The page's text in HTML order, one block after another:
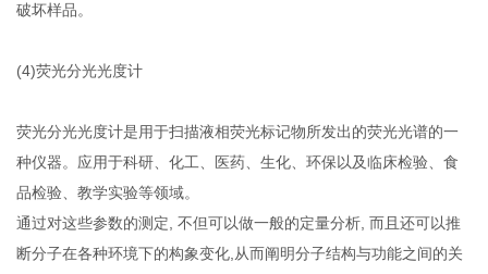
破坏样品。
(4)荧光分光光度计
荧光分光光度计是用于扫描液相荧光标记物所发出的荧光光谱的一
种仪器。应用于科研、化工、医药、生化、环保以及临床检验、食
品检验、教学实验等领域。
通过对这些参数的测定, 不但可以做一般的定量分析, 而且还可以推
断分子在各种环境下的构象变化,从而阐明分子结构与功能之间的关